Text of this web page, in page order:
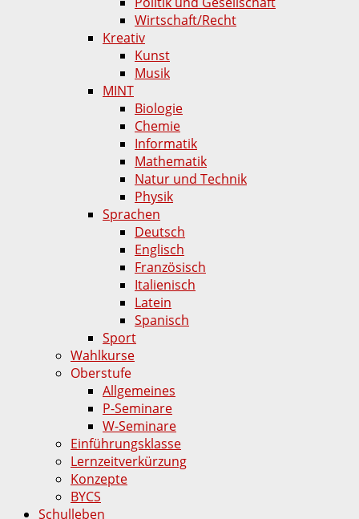
Wirtschaft/Recht
Kreativ
Kunst
Musik
MINT
Biologie
Chemie
Informatik
Mathematik
Natur und Technik
Physik
Sprachen
Deutsch
Englisch
Französisch
Italienisch
Latein
Spanisch
Sport
Wahlkurse
Oberstufe
Allgemeines
P-Seminare
W-Seminare
Einführungsklasse
Lernzeitverkürzung
Konzepte
BYCS
Schulleben